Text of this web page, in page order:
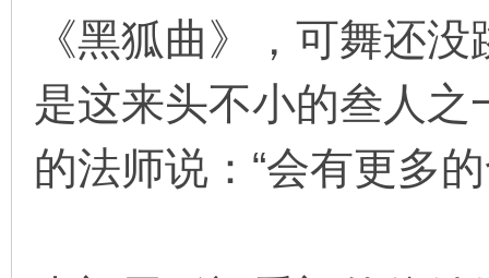
《黑狐曲》，可舞还
是这来头不小的叁人
的法师说：“会有更多